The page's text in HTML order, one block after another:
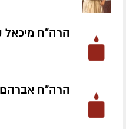
הרה"ח מיכאל
הרה"ח